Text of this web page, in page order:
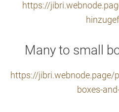
https://
Many to small
https://
boxes-